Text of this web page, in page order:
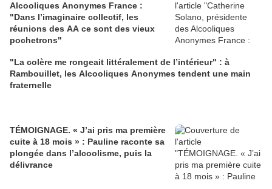
Alcooliques Anonymes France :
"Dans l’imaginaire collectif, les
réunions des AA ce sont des vieux
pochetrons"
"La colère me rongeait littéralement de l’intérieur" : à
Rambouillet, les Alcooliques Anonymes tendent une main
fraternelle
TÉMOIGNAGE. « J’ai pris ma première
cuite à 18 mois » : Pauline raconte sa
plongée dans l’alcoolisme, puis la
délivrance